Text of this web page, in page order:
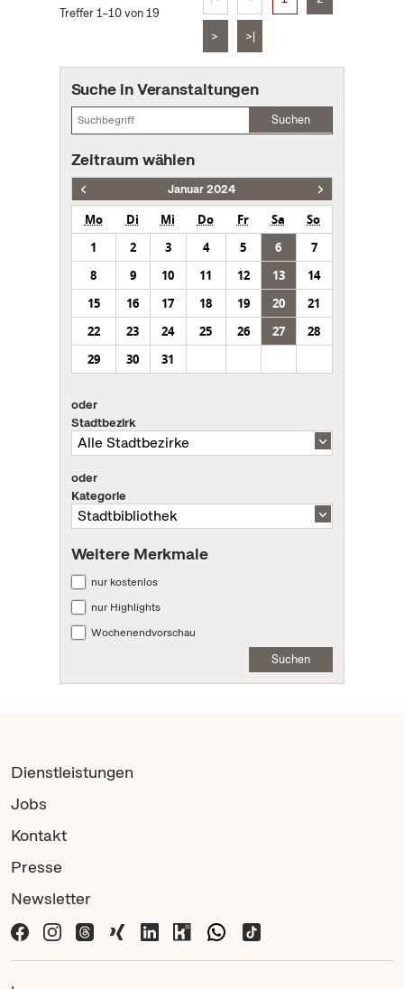
Treffer 1–10 von 19
> >|
Suche in Veranstaltungen
Suchen
Zeitraum wählen
Januar 2024
Mo Di Mi Do Fr Sa
So
1
2 3 4 5 6
7
8
9 10 11 12 13
14
15
16 17 18 19 20
21
22
23 24 25 26 27
28
29
30 31
oder
Stadtbezirk
oder
Kategorie
Weitere Merkmale
nur kostenlos
nur Highlights
Wochenendvorschau
Suchen
Dienstleistungen
Jobs
Kontakt
Presse
Newsletter